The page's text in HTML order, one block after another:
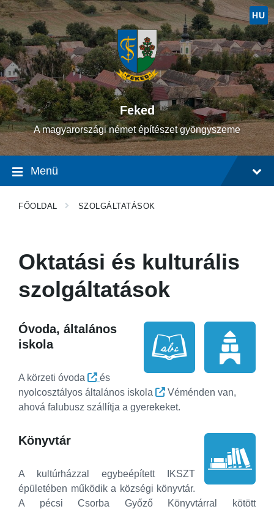
Ugrás
a
tartalomhoz
Ugrás
a
fő
navigációhoz
Ugrás
a
lábléchez
HU
Feked
A magyarországi német építészet gyöngyszeme
Menü
FŐOLDAL SZOLGÁLTATÁSOK
Oktatási és kulturális
szolgáltatások
Óvoda, általános
iskola
A körzeti óvoda
és
nyolcosztályos általános iskola
Véménden van,
ahová falubusz szállítja a gyerekeket.
Könyvtár
A kultúrházzal egybeépített IKSZT
épületében működik a községi könyvtár.
A pécsi Csorba Győző Könyvtárral kötött